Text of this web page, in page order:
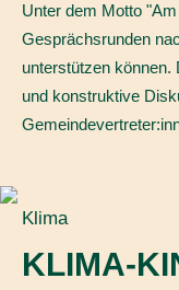
Unter dem Motto
Gesprächsrunden
unterstützen können.
und konstruktive
Klima
KLIMA-